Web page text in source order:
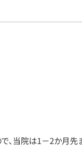
、当院は1－2か月